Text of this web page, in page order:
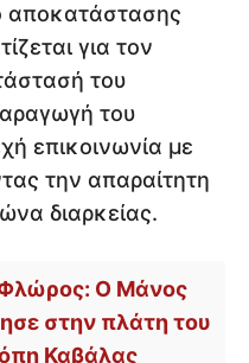
αποκατάστασης
για τον
του
του
επικοινωνία με
την απαραίτητη
διαρκείας.
Ο Μάνος
στην πλάτη του
Καβάλας